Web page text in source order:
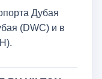
Дубая
(DWC) и в